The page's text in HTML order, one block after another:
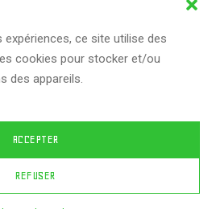
ce site utilise des
cookies pour stocker et/ou
des appareils.
ACCEPTER
REFUSER
n°1 – EURK !